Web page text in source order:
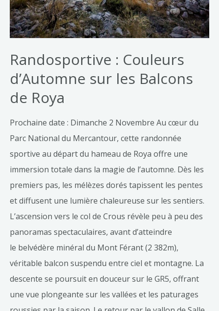
Randosportive : Couleurs
d’Automne sur les Balcons
de Roya
Prochaine date : Dimanche 2 Novembre Au cœur du
Parc National du Mercantour, cette randonnée
sportive au départ du hameau de Roya offre une
immersion totale dans la magie de l’automne. Dès les
premiers pas, les mélèzes dorés tapissent les pentes
et diffusent une lumière chaleureuse sur les sentiers.
L’ascension vers le col de Crous révèle peu à peu des
panoramas spectaculaires, avant d’atteindre
le belvédère minéral du Mont Férant (2 382m),
véritable balcon suspendu entre ciel et montagne. La
descente se poursuit en douceur sur le GR5, offrant
une vue plongeante sur les vallées et les paturages